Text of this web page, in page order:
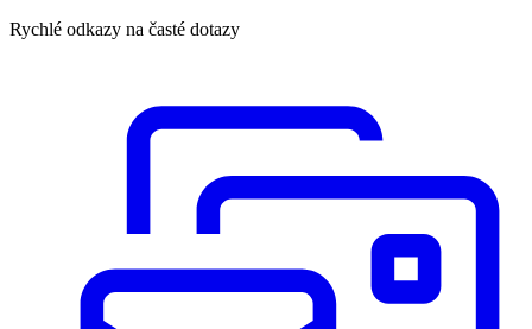
Rychlé odkazy na časté dotazy